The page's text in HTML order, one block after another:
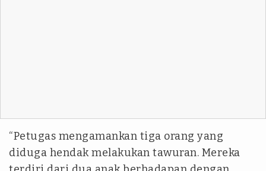
“Petugas mengamankan tiga orang yang
diduga hendak melakukan tawuran. Mereka